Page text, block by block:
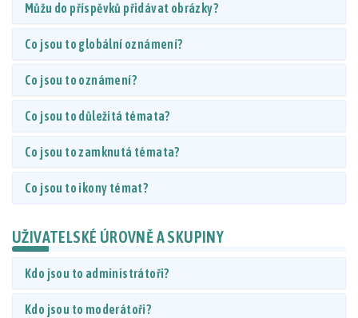
Můžu do příspěvků přidávat obrázky?
Co jsou to globální oznámení?
Co jsou to oznámení?
Co jsou to důležitá témata?
Co jsou to zamknutá témata?
Co jsou to ikony témat?
UŽIVATELSKÉ ÚROVNĚ A SKUPINY
Kdo jsou to administrátoři?
Kdo jsou to moderátoři?